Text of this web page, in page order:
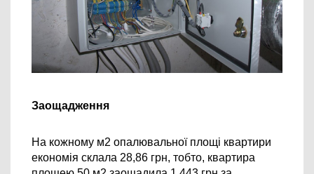
Заощадження
На кожному м2 опалювальної площі квартири
економія склала 28,86 грн, тобто, квартира